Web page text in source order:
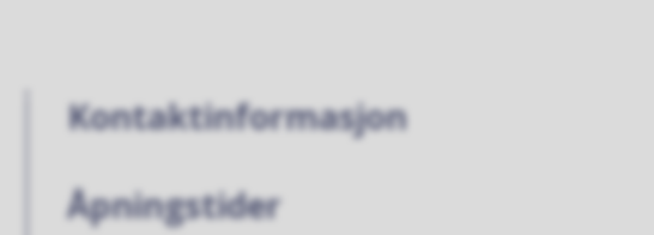
Kontaktinformasjon
Åpningstider